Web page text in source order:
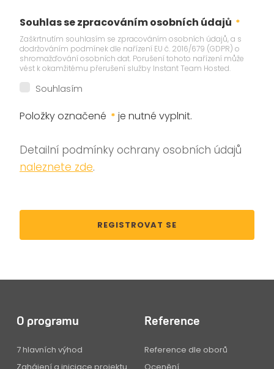
Souhlas se zpracováním osobních údajů *
Zaškrtnutím souhlasím se zpracováním osobních údajů, a s
dodržováním podmínek dle nařízení EU č. 2016/679 (GDPR) o
shromažďování osobních dat. Porušení tohoto nařízení může
vést k okamžitému přerušení služby Instant Team Hosted.
Souhlasím
Položky označené * je nutné vyplnit.
Detailní podmínky ochrany osobních údajů
naleznete zde.
REGISTROVAT SE
O programu
7 hlavních výhod
Zahájení a iniciace projektu
Reference
Reference dle oborů
Ocenění